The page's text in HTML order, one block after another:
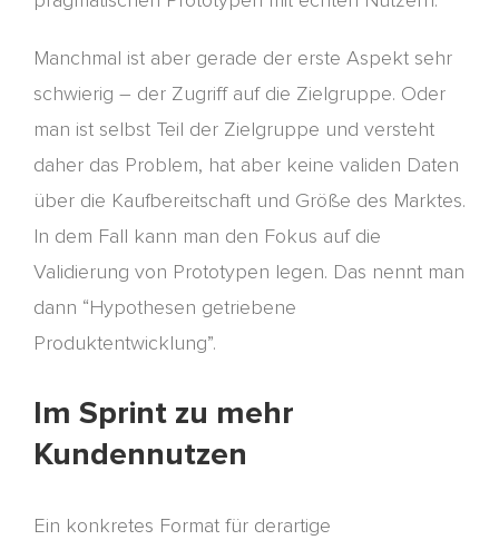
Manchmal ist aber gerade der erste Aspekt sehr
schwierig – der Zugriff auf die Zielgruppe. Oder
man ist selbst Teil der Zielgruppe und versteht
daher das Problem, hat aber keine validen Daten
über die Kaufbereitschaft und Größe des Marktes.
In dem Fall kann man den Fokus auf die
Validierung von Prototypen legen. Das nennt man
dann “Hypothesen getriebene
Produktentwicklung”.
Im Sprint zu mehr
Kundennutzen
Ein konkretes Format für derartige